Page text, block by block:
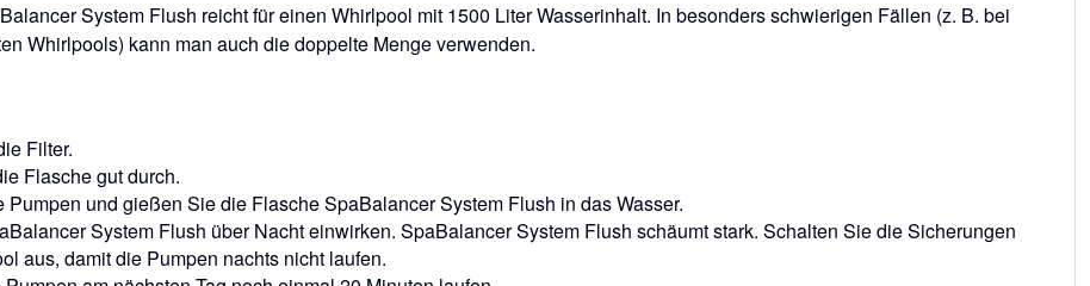
System Flush reicht für einen Whirlpool mit 1500 Liter Wasserinhalt. In besonders schwierigen Fällen (z. B. bei
Whirlpools) kann man auch die doppelte Menge verwenden.
Filter.
Flasche gut durch.
Pumpen und gießen Sie die Flasche SpaBalancer System Flush in das Wasser.
System Flush über Nacht einwirken. SpaBalancer System Flush schäumt stark. Schalten Sie die Sicherungen
aus, damit die Pumpen nachts nicht laufen.